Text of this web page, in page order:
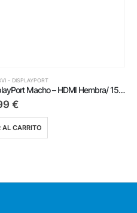
- DISPLAYPORT
Conversor Aisens A125-0134/ DisplayPort Macho – HDMI Hembra/ 15cm/ Negro
€
AL CARRITO